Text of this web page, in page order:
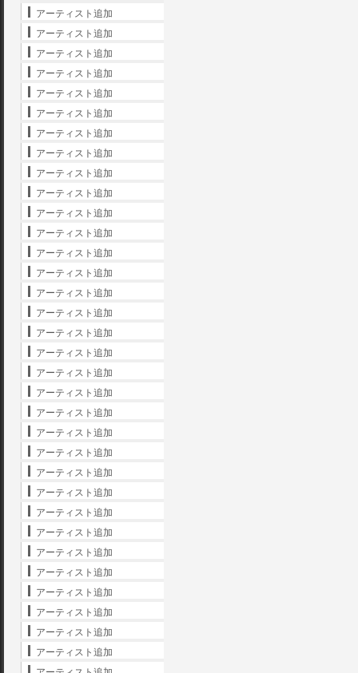
アーティスト追加
アーティスト追加
アーティスト追加
アーティスト追加
アーティスト追加
アーティスト追加
アーティスト追加
アーティスト追加
アーティスト追加
アーティスト追加
アーティスト追加
アーティスト追加
アーティスト追加
アーティスト追加
アーティスト追加
アーティスト追加
アーティスト追加
アーティスト追加
アーティスト追加
アーティスト追加
アーティスト追加
アーティスト追加
アーティスト追加
アーティスト追加
アーティスト追加
アーティスト追加
アーティスト追加
アーティスト追加
アーティスト追加
アーティスト追加
アーティスト追加
アーティスト追加
アーティスト追加